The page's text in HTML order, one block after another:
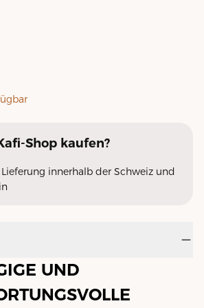
Shop kaufen?
innerhalb der Schweiz und
UND